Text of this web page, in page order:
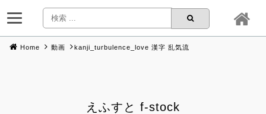
Home 動画 kanji_turbulence_love 漢字 乱気流
えふすと f-stock